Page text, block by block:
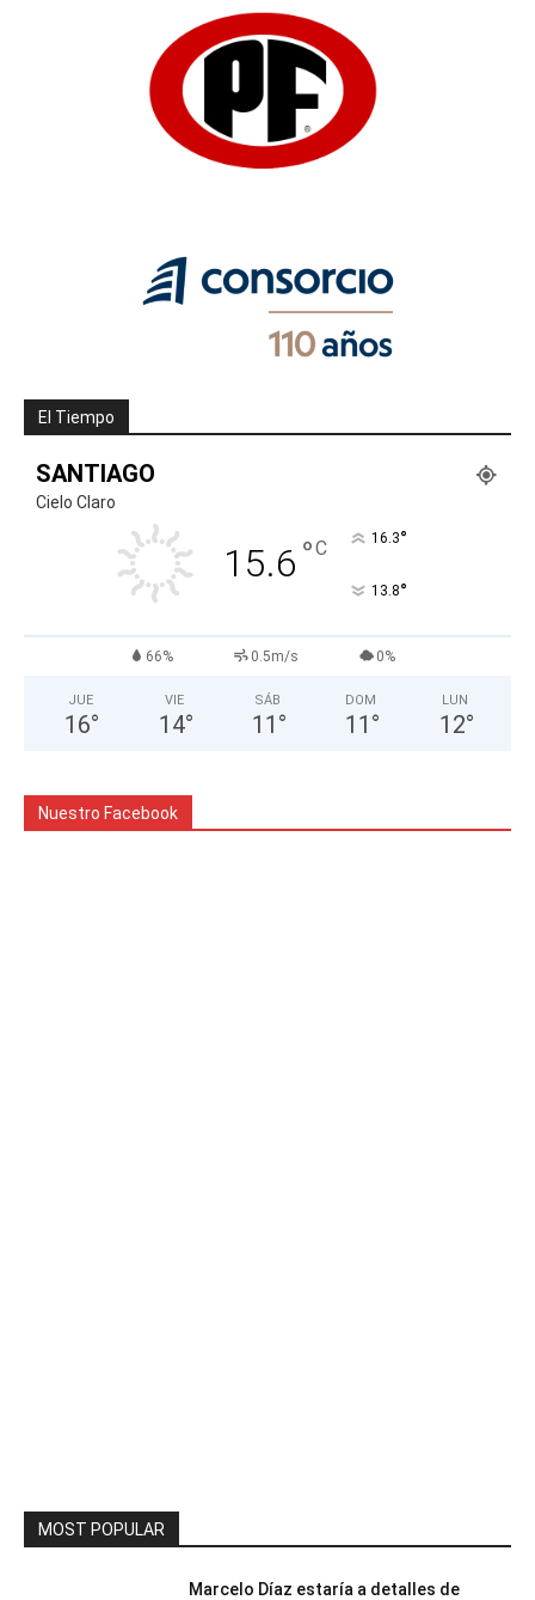
El Tiempo
SANTIAGO
Cielo Claro
15.6 °C 16.3°
13.8°
66% 0.5m/s 0%
JUE
16°
VIE
14°
SÁB
11 °
DOM
11 °
LUN
12°
Nuestro Facebook
MOST POPULAR
Marcelo Díaz estaría a detalles de